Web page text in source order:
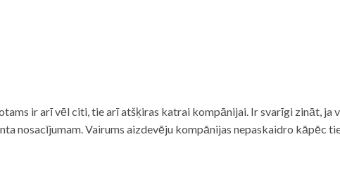
ir arī vēl citi, tie arī atšķiras katrai kompānijai. Ir svarīgi zināt, ja
nosacījumam. Vairums aizdevēju kompānijas nepaskaidro kāpēc